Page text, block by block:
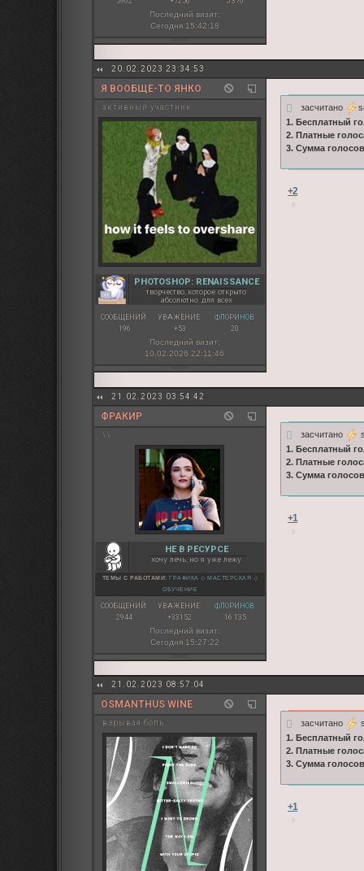
Последний визит:
Сегодня 15:42:18
20.02.2023 23:34:53
Я ВООБЩЕ-ТО ЯНКО
активный участник
PHOTOSHOP: RENAISSANCE
творчество, которое открыто
абсолютно для всех
СООБЩЕНИЙ:
196
УВАЖЕНИЕ:
+53
ФЛОРИНОВ:
20
Последний визит:
10.02.2026 22:11:46
засчитано
1. Бесплатный
2. Платные
3. Сумма
+2
21.02.2023 03:54:42
ФРАКИР
\\
НЕ В РЕСУРСЕ
хочу лечь, но я уже лежу
ТЕМЫ С РАБОТАМИ:ГРАФИКА ◇МАСТЕРСКАЯ ◇
ОБУЧЕНИЕ
СООБЩЕНИЙ:
2944
УВАЖЕНИЕ:
+33152
ФЛОРИНОВ:
16 135
Последний визит:
Сегодня 15:27:22
засчитано
1. Бесплатный
2. Платные
3. Сумма
+1
21.02.2023 08:57:04
OSMANTHUS WINE
взрывая боль засчитано
1. Бесплатный
2. Платные
3. Сумма
+1